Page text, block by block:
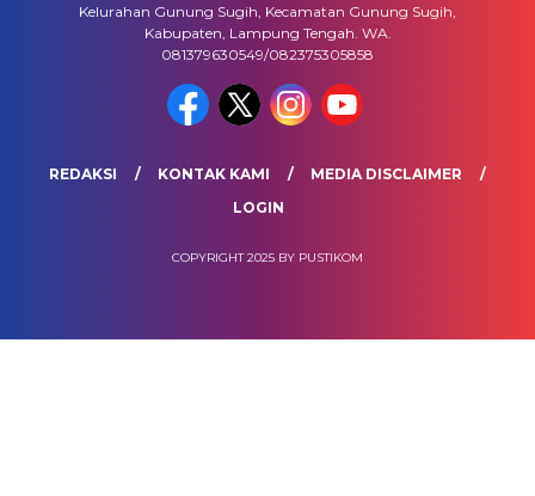
Kelurahan Gunung Sugih, Kecamatan Gunung Sugih,
Kabupaten, Lampung Tengah. WA.
081379630549/082375305858
REDAKSI KONTAK KAMI
MEDIA DISCLAIMER
LOGIN
COPYRIGHT 2025 BY PUSTIKOM